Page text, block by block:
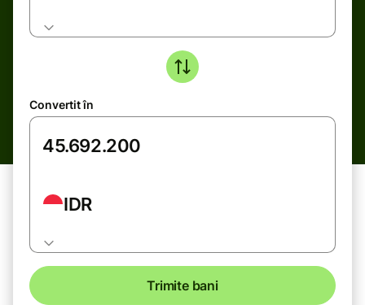
Convertit în
IDR
Trimite bani